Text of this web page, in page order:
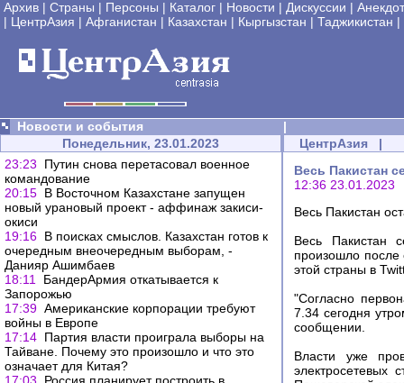
Архив | Страны | Персоны | Каталог | Новости | Дискуссии |
| ЦентрАзия | Афганистан | Казахстан | Кыргызстан | Таджикистан |
Новости и события
|
Понедельник, 23.01.2023
23:23
Путин снова перетасовал военное
командование
20:15 В Восточном Казахстане запущен
новый урановый проект - аффинаж закиси-
окиси
19:16 В поисках смыслов. Казахстан готов к
очередным внеочередным выборам, -
Данияр Ашимбаев
18:11
БандерАрмия откатывается к
Запорожью
17:39 Американские корпорации требуют
войны в Европе
17:14 Партия власти проиграла выборы на
Тайване. Почему это произошло и что это
означает для Китая?
ЦентрАзия |
Весь Пакистан
12:36 23.01.2023
Весь Пакистан
Весь Пакистан
произошло после
этой страны в
"Согласно
7.34 сегодня
сообщении.
Власти уже
электросетевых